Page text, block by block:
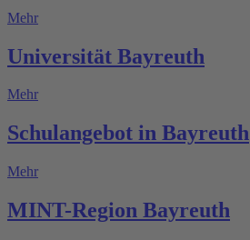
Mehr
Universität Bayreuth
Mehr
Schulangebot in Bayreuth
Mehr
MINT-Region Bayreuth